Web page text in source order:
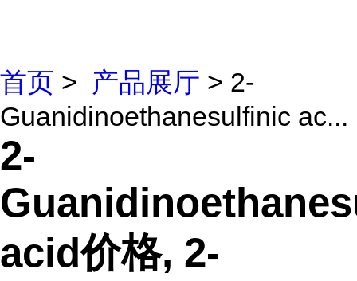
首页 > 产品展厅 > 2-
Guanidinoethanesulfinic ac...
2-
acid价格, 2-